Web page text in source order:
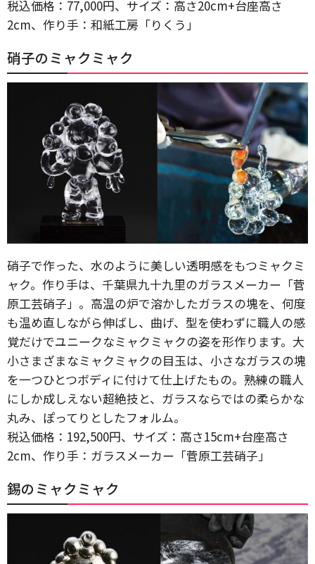
税込価格：77,000円、サイズ：高さ20cm+台座高さ
2cm、作り手：和紙工房「りくう」
硝子のミャクミャク
硝子で作った、水のように美しい透明感をもつミャクミ
ャク。作り手は、千葉県九十九里のガラスメーカー「菅
原工芸硝子」。高温の炉で溶かしたガラスの塊を、何度
も温め直しながら伸ばし、曲げ、型を使わずに職人の感
覚だけでユニークなミャクミャクの姿を形作ります。大
小さまざまなミャクミャクの目玉は、小さなガラスの塊
を一つひとつボディに付けて仕上げたもの。熟練の職人
にしか成しえない超絶技と、ガラスならではの柔らかな
丸み、ぽってりとしたフォルム。
税込価格：192,500円、サイズ：高さ15cm+台座高さ
2cm、作り手：ガラスメーカー「菅原工芸硝子」
錫のミャクミャク